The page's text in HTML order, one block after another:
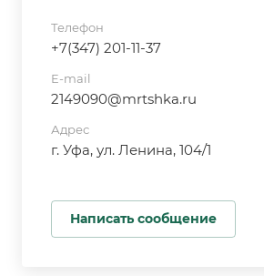
Телефон
+7(347) 201-11-37
E-mail
2149090@mrtshka.ru
Адрес
г. Уфа, ул. Ленина, 104/1
Написать сообщение